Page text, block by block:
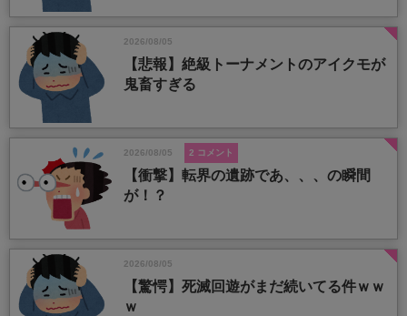
2026/08/05
【悲報】絶級トーナメントのアイクモが
鬼畜すぎる
2026/08/05 2 コメント
【衝撃】転界の遺跡であ、、、の瞬間
が！？
2026/08/05
【驚愕】死滅回遊がまだ続いてる件ｗｗ
ｗ